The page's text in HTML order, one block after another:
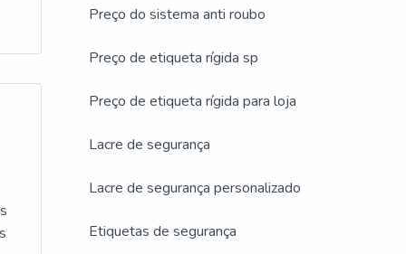
Preço do sistema anti roubo
Preço de etiqueta rígida sp
Preço de etiqueta rígida para loja
Lacre de segurança
Lacre de segurança personalizado
Etiquetas de segurança